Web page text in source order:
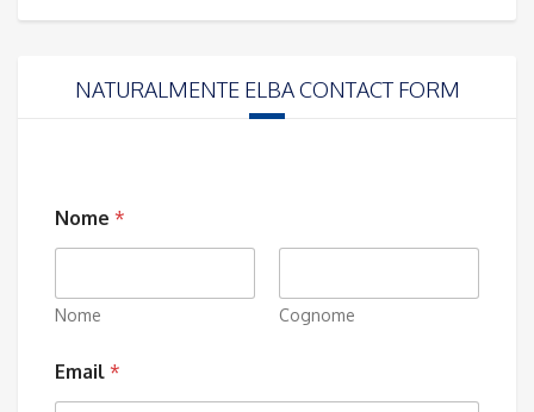
NATURALMENTE ELBA CONTACT FORM
Nome *
Nome Cognome
Email *